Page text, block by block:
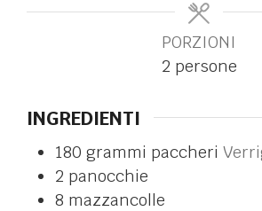
PORZIONI
2 persone
INGREDIENTI
180 grammi paccheri
2 panocchie
8 mazzancolle